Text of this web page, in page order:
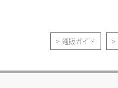
通販ガイド